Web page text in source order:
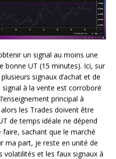
un signal au moins une
bonne UT (15 minutes). Ici, sur
signaux d’achat et de
à la vente est corroboré
principal à
les Trades doivent être
de temps idéale ne dépend
faire, sachant que le marché
ma part, je reste en unité de
et les faux signaux à